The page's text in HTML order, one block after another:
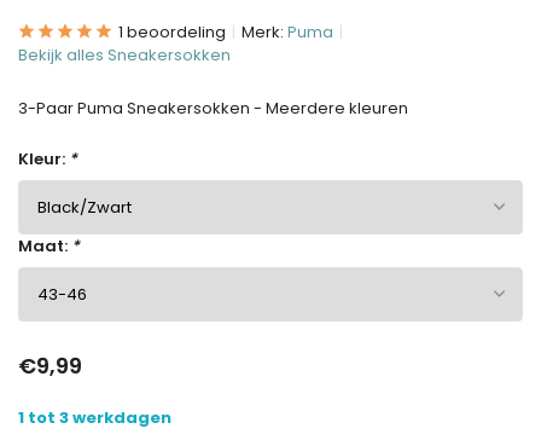
1 beoordeling Merk: Puma
Bekijk alles Sneakersokken
3-Paar Puma Sneakersokken - Meerdere kleuren
Kleur: *
Maat: *
€9,99
1 tot 3 werkdagen